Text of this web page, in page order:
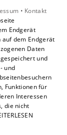
wir
• Kontakt
Endgerät
dem Endgerät
Daten
und
und
Funktionen für
Interessen
die nicht